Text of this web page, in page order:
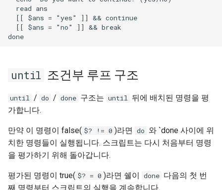
  read ans
  [[ $ans = "yes" ]] && continue
  [[ $ans = "no" ]] && break
until 조건부 루프 구조
until / do / done 구조는 until 뒤에 배치된 명령을 평
가합니다.
만약 이 명령이 false( $? != 0 )라면 do 와 `done 사이에 위
치한 명령들이 실행됩니다. 스크립트는 다시 처음부터 명령
을 평가하기 위해 돌아갑니다.
평가된 명령이 true( $? = 0 )라면 쉘이 done 다음의 첫 번
째 명령부터 스크립트의 실행을 계속합니다.